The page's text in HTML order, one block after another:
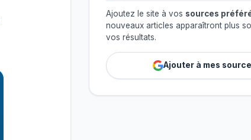
Ajoutez le site à vos sources
nouveaux articles apparaîtront plus
vos résultats.
Ajouter à mes